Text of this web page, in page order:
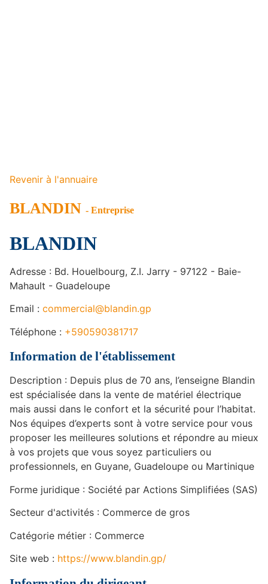
Revenir à l'annuaire
BLANDIN - Entreprise
BLANDIN
Adresse : Bd. Houelbourg, Z.I. Jarry - 97122 - Baie-
Mahault - Guadeloupe
Email : commercial@blandin.gp
Téléphone : +590590381717
Information de l'établissement
Description : Depuis plus de 70 ans, l’enseigne Blandin
est spécialisée dans la vente de matériel électrique
mais aussi dans le confort et la sécurité pour l’habitat.
Nos équipes d’experts sont à votre service pour vous
proposer les meilleures solutions et répondre au mieux
à vos projets que vous soyez particuliers ou
professionnels, en Guyane, Guadeloupe ou Martinique
Forme juridique : Société par Actions Simplifiées (SAS)
Secteur d'activités : Commerce de gros
Catégorie métier : Commerce
Site web : https://www.blandin.gp/